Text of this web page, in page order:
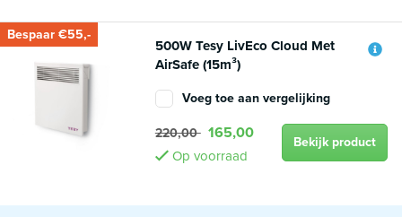
Bespaar €55,-
500W Tesy LivEco Cloud Met
AirSafe (15m³)
Voeg toe aan vergelijking
220,00 165,00
Op voorraad
Bekijk product